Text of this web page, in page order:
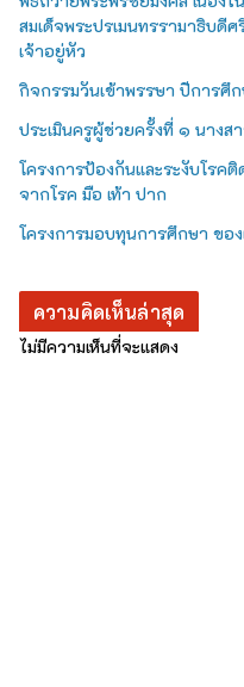
สมเด็จพระปรเมนทรรามาธิบดี
เจ้าอยู่หัว
กิจกรรมวันเข้าพรรษา ปีการศึ
ประเมินครูผู้ช่วยครั้งที่ ๑ นาง
โครงการป้องกันและระงับโรค
จากโรค มือ เท้า ปาก
โครงการมอบทุนการศึกษา ขอ
ความคิดเห็นล่าสุด
ไม่มีความเห็นที่จะแสดง